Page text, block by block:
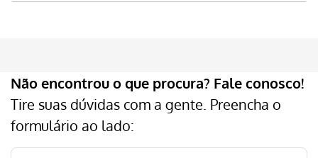
Não encontrou o que procura? Fale conosco!
Tire suas dúvidas com a gente. Preencha o
formulário ao lado: